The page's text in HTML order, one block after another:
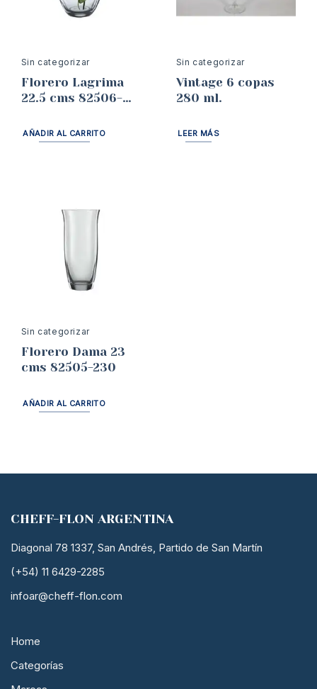
Sin categorizar
Florero Lagrima
22.5 cms 82506-
AÑADIR AL CARRITO
Sin categorizar
Vintage 6 copas
280 ml.
LEER MÁS
Sin categorizar
Florero Dama 23
cms 82505-230
AÑADIR AL CARRITO
CHEFF-FLON ARGENTINA
Diagonal 78 1337, San Andrés, Partido de San Martín
(+54) 11 6429-2285
infoar@cheff-flon.com
Home
Categorías